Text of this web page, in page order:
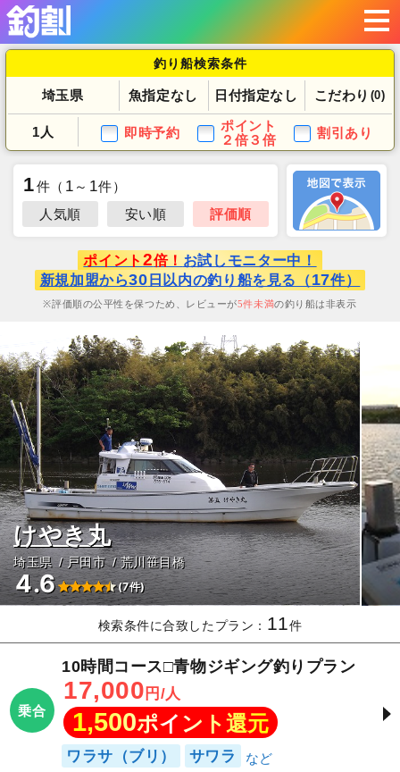
釣り船検索条件
埼玉県 魚指定なし 日付指定なし こだわり (0)
1人 即時予約
ポイント
２倍３倍
割引あり
1件 （ 1 ～ 1件）
人気順
安い順 評価順
ポイント 2倍！ お試しモニター中！
新規加盟から30 日以内の釣り船を見る（17件）
評価順の公平性を保つため、レビューが5件未満の釣り船は非表示
けやき丸
埼玉県 戸田市 荒川笹目橋
4.6 (7件)
検索条件に合致したプラン： 11件
乗合
10時間コース□青物ジギング釣りプラン
17,000 円/人
1,500ポイント還元
ワラサ（ブリ） サワラ